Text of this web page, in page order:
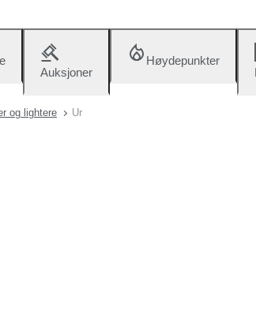
Auksjoner
Høydepunkter
og lightere Ur